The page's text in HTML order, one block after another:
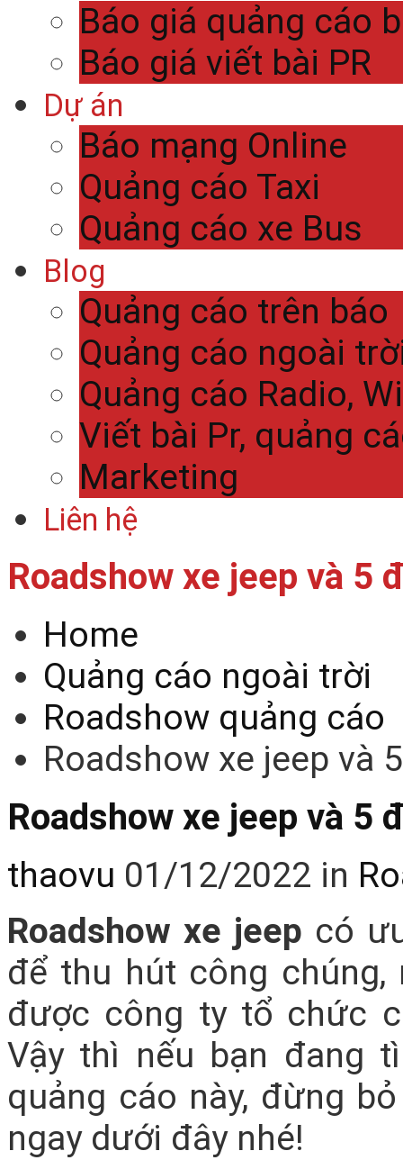
Báo giá quảng cáo
Báo giá viết bài PR
Dự án
Báo mạng Online
Quảng cáo Taxi
Quảng cáo xe Bus
Blog
Quảng cáo trên báo
Quảng cáo ngoài
Quảng cáo Radio,
Viết bài Pr, quảng
Marketing
Liên hệ
Roadshow xe jeep và 5
Home
Quảng cáo ngoài trời
Roadshow quảng cáo
Roadshow xe jeep và
Roadshow xe jeep và 5
thaovu 01/12/2022 in
Roadshow xe jeep có
để thu hút công
được công ty tổ chức
Vậy thì nếu bạn đang
quảng cáo này, đừng
ngay dưới đây nhé!